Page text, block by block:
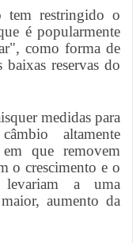
tem restringido o
é popularmente
como forma de
reservas do
medidas para
altamente
que removem
o crescimento e o
levariam a uma
aumento da